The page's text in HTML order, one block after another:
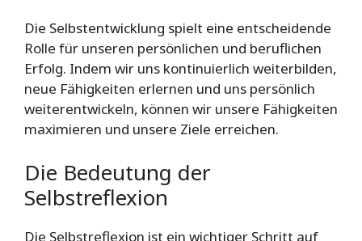
Die Selbstentwicklung spielt eine entscheidende
Rolle für unseren persönlichen und beruflichen
Erfolg. Indem wir uns kontinuierlich weiterbilden,
neue Fähigkeiten erlernen und uns persönlich
weiterentwickeln, können wir unsere Fähigkeiten
maximieren und unsere Ziele erreichen.
Die Bedeutung der
Selbstreflexion
Die Selbstreflexion ist ein wichtiger Schritt auf